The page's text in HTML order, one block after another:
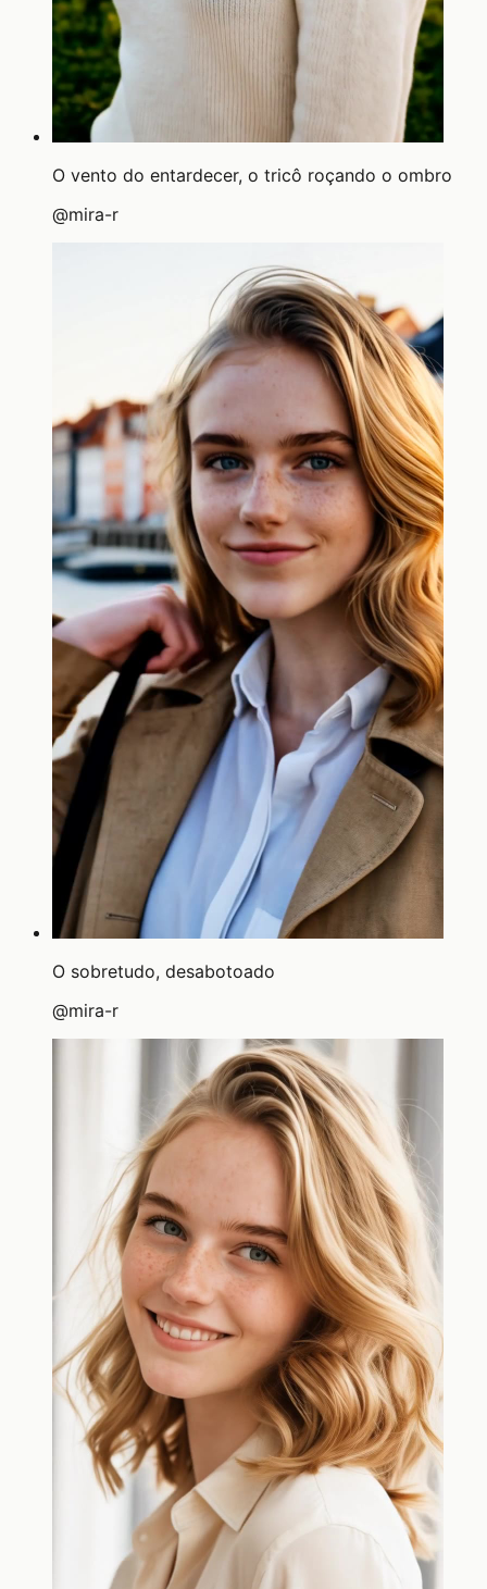
O vento do entardecer, o tricô roçando o ombro
@mira-r
O sobretudo, desabotoado
@mira-r